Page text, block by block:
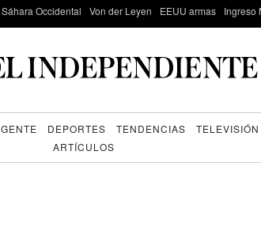
Sáhara Occidental Von der Leyen EEUU armas Ingreso
GENTE DEPORTES TENDENCIAS
TELEVISIÓN
ARTÍCULOS